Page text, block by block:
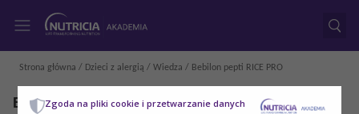
Strona główna / Dzieci z alergią / Wiedza / Bebilon pepti RICE PRO
Bebilon pepti RICE PRO
Zgoda na pliki cookie i przetwarzanie danych